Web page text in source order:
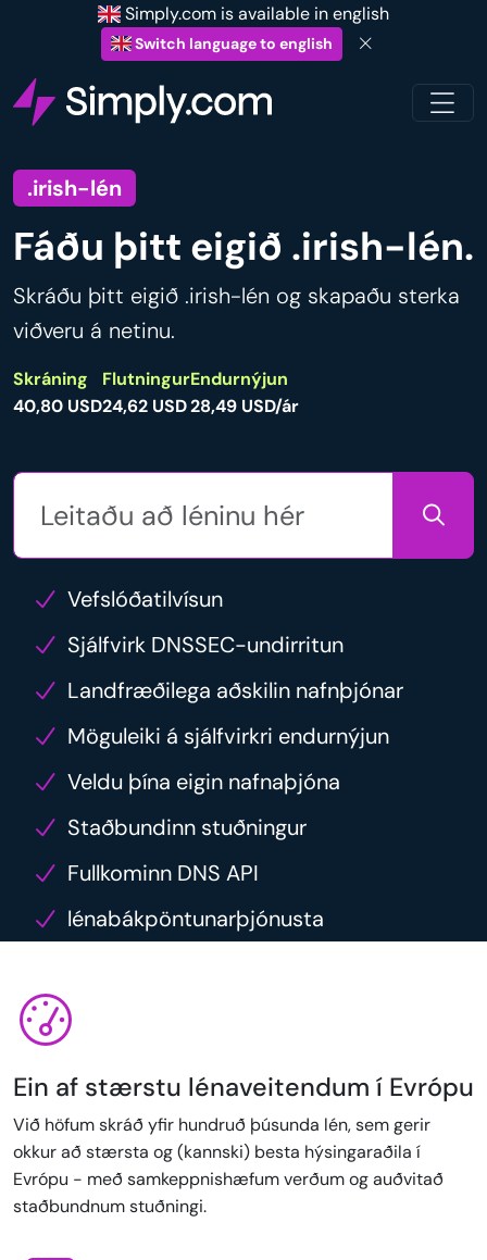
Simply.com is available in english
Switch language to english
.irish-lén
Fáðu þitt eigið .irish-lén.
Skráðu þitt eigið .irish-lén og skapaðu sterka
viðveru á netinu.
Skráning
40,80 USD
Flutningur
24,62 USD
Endurnýjun
28,49 USD/ár
Vefslóðatilvísun
Sjálfvirk DNSSEC-undirritun
Landfræðilega aðskilin nafnþjónar
Möguleiki á sjálfvirkri endurnýjun
Veldu þína eigin nafnaþjóna
Staðbundinn stuðningur
Fullkominn DNS API
lénabákpöntunarþjónusta
Ein af stærstu lénaveitendum í Evrópu
Við höfum skráð yfir hundruð þúsunda lén, sem gerir
okkur að stærsta og (kannski) besta hýsingaraðila í
Evrópu - með samkeppnishæfum verðum og auðvitað
staðbundnum stuðningi.